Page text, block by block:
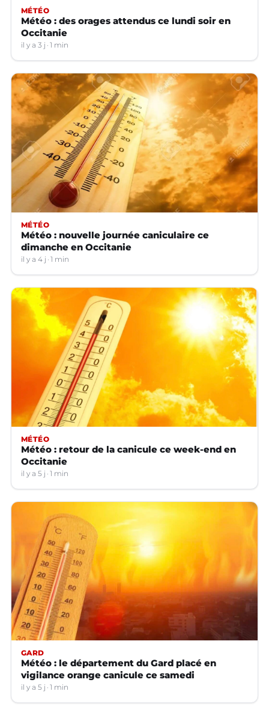
MÉTÉO
Météo : des orages attendus ce lundi soir en
Occitanie
il y a 3 j 1 min
MÉTÉO
Météo : nouvelle journée caniculaire ce
dimanche en Occitanie
il y a 4 j 1 min
MÉTÉO
Météo : retour de la canicule ce week-end en
Occitanie
il y a 5 j 1 min
GARD
Météo : le département du Gard placé en
vigilance orange canicule ce samedi
il y a 5 j 1 min